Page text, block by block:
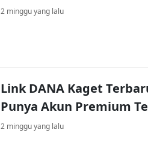
2 minggu yang lalu
Link DANA Kaget
Punya Akun Premium
2 minggu yang lalu